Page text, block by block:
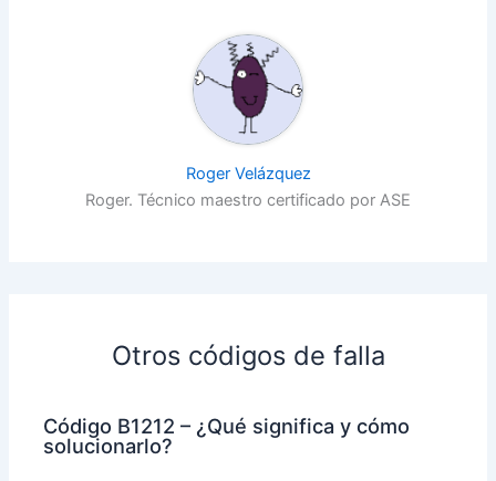
Roger Velázquez
Roger. Técnico maestro certificado por ASE
Otros códigos de falla
Código B1212 – ¿Qué significa y cómo
solucionarlo?